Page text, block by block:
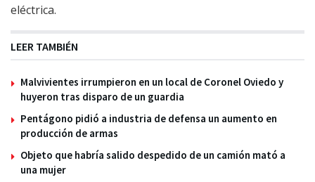
eléctrica.
LEER TAMBIÉN
Malvivientes irrumpieron en un local de Coronel Oviedo y
huyeron tras disparo de un guardia
Pentágono pidió a industria de defensa un aumento en
producción de armas
Objeto que habría salido despedido de un camión mató a
una mujer